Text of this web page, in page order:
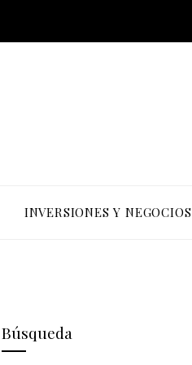
INVERSIONES Y NEGOCIOS
Búsqueda